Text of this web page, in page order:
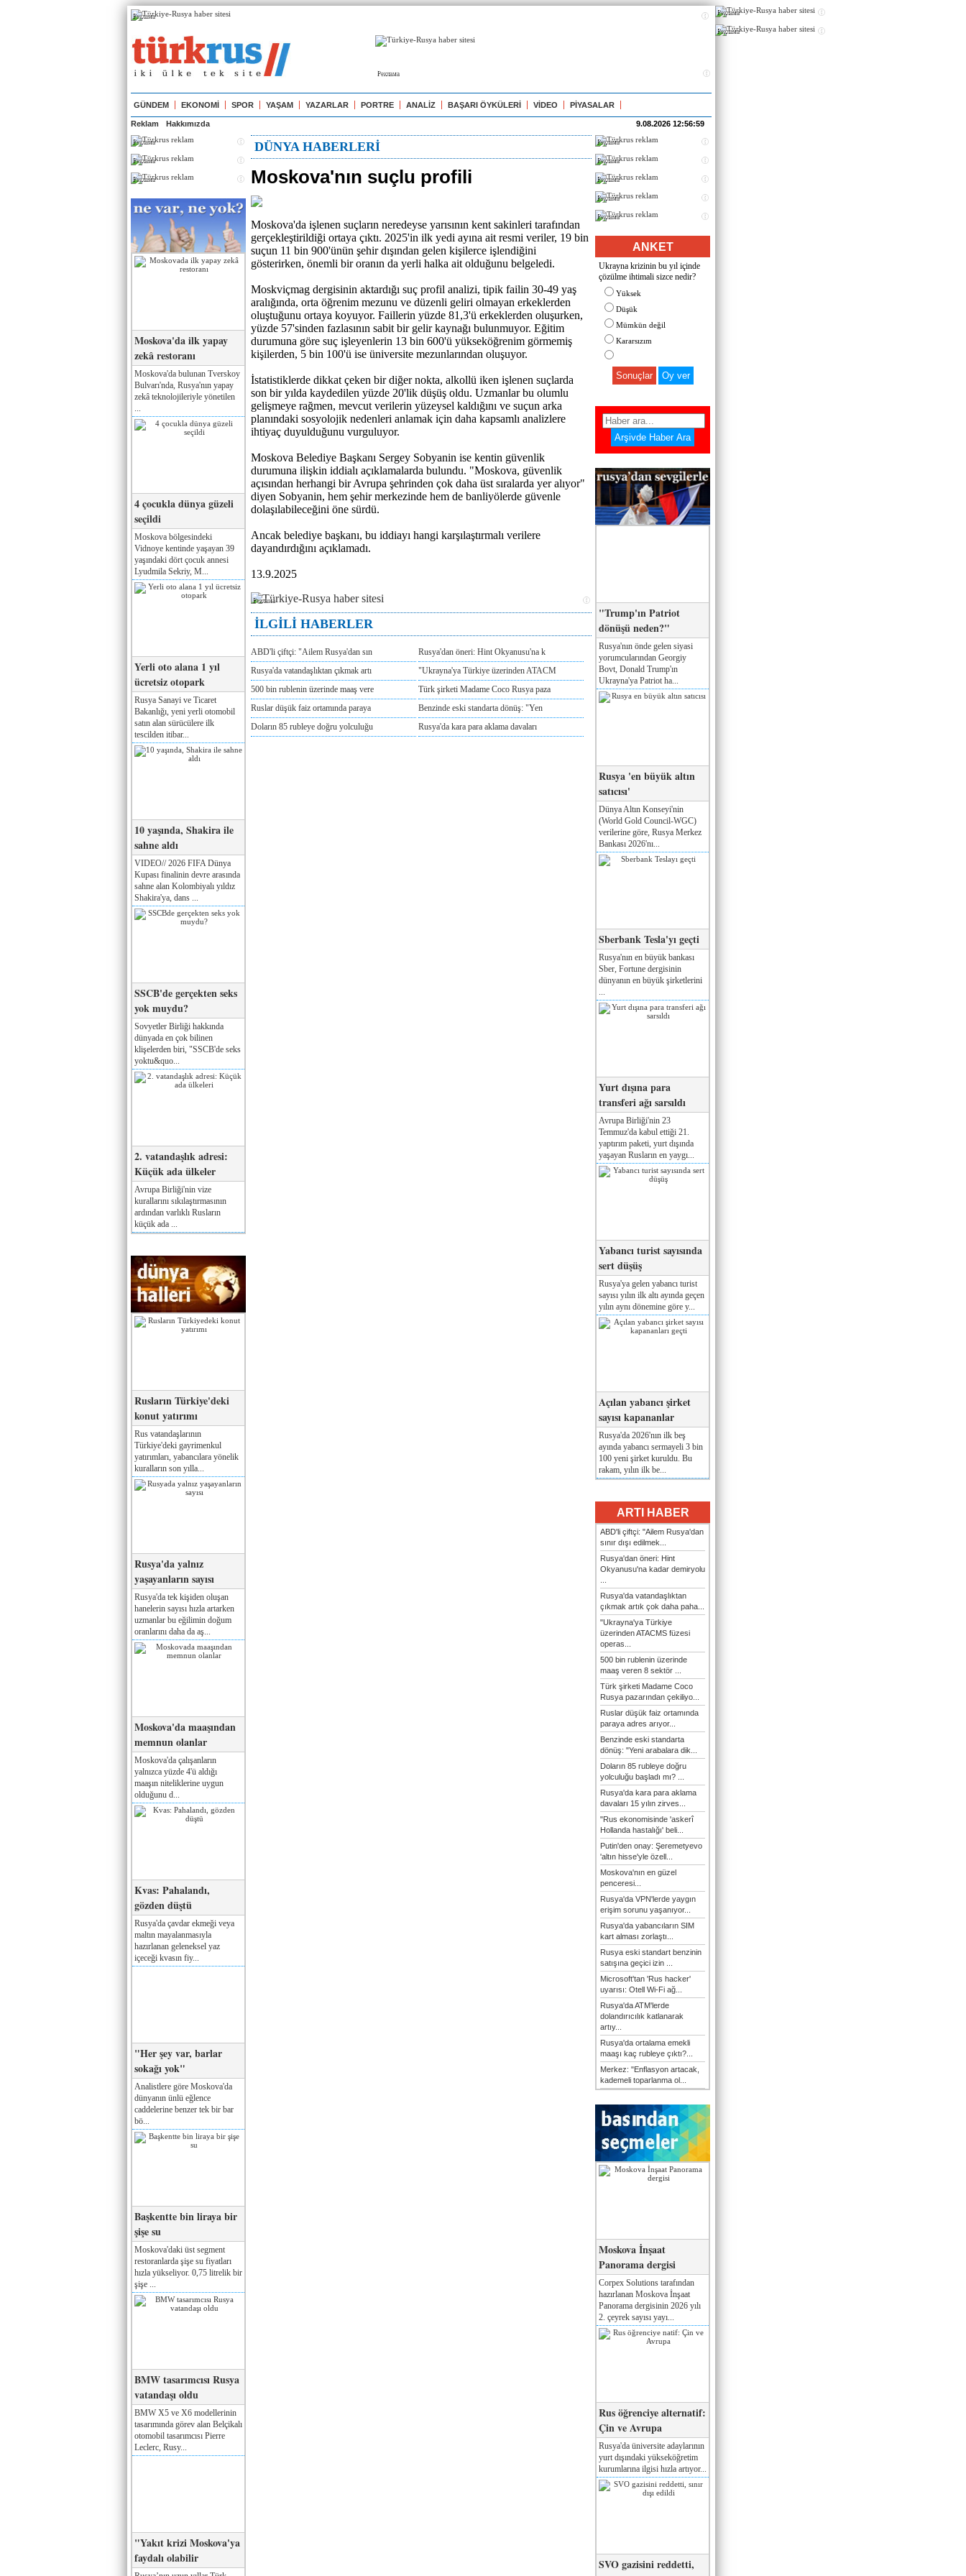
Реклама
Реклама
GÜNDEM EKONOMİ SPOR YAŞAM YAZARLAR PORTRE ANALİZ BAŞARI ÖYKÜLERİ VİDEO PİYASALAR
Reklam Hakkımızda 9.08.2026 12:56:59
Реклама
Реклама
Реклама
Moskova'da ilk yapay
zekâ restoranı
Moskova'da bulunan Tverskoy
Bulvarı'nda, Rusya'nın yapay
zekâ teknolojileriyle yönetilen
4 çocukla dünya güzeli
seçildi
Moskova bölgesindeki
Vidnoye kentinde yaşayan 39
yaşındaki dört çocuk annesi
Lyudmila Sekriy, M...
Yerli oto alana 1 yıl
ücretsiz otopark
Rusya Sanayi ve Ticaret
Bakanlığı, yeni yerli otomobil
satın alan sürücülere ilk
tescilden itibar...
10 yaşında, Shakira ile
sahne aldı
VIDEO// 2026 FIFA Dünya
Kupası finalinin devre arasında
sahne alan Kolombiyalı yıldız
Shakira'ya, dans ...
SSCB'de gerçekten seks
yok muydu?
Sovyetler Birliği hakkında
dünyada en çok bilinen
klişelerden biri, "SSCB'de seks
yoktu&quo...
2. vatandaşlık adresi:
Küçük ada ülkeler
Avrupa Birliği'nin vize
kurallarını sıkılaştırmasının
ardından varlıklı Rusların
küçük ada ...
Rusların Türkiye'deki
konut yatırımı
Rus vatandaşlarının
Türkiye'deki gayrimenkul
yatırımları, yabancılara yönelik
kuralların son yılla...
Rusya'da yalnız
yaşayanların sayısı
Rusya'da tek kişiden oluşan
hanelerin sayısı hızla artarken
uzmanlar bu eğilimin doğum
oranlarını daha da aş...
Moskova'da maaşından
memnun olanlar
Moskova'da çalışanların
yalnızca yüzde 4'ü aldığı
maaşın niteliklerine uygun
olduğunu d...
Kvas: Pahalandı,
gözden düştü
Rusya'da çavdar ekmeği veya
maltın mayalanmasıyla
hazırlanan geleneksel yaz
içeceği kvasın fiy...
"Her şey var, barlar
sokağı yok"
Analistlere göre Moskova'da
dünyanın ünlü eğlence
caddelerine benzer tek bir bar
bö...
Başkentte bin liraya bir
şişe su
Moskova'daki üst segment
restoranlarda şişe su fiyatları
hızla yükseliyor. 0,75 litrelik bir
şişe ...
BMW tasarımcısı Rusya
vatandaşı oldu
BMW X5 ve X6 modellerinin
tasarımında görev alan Belçikalı
otomobil tasarımcısı Pierre
Leclerc, Rusy...
"Yakıt krizi Moskova'ya
faydalı olabilir
DÜNYA HABERLERİ
Moskova'nın suçlu profili
Moskova'da işlenen suçların neredeyse yarısının kent sakinleri tarafından
gerçekleştirildiği ortaya çıktı. 2025'in ilk yedi ayına ait resmi veriler, 19 bin
suçun 11 bin 900'ünün şehir dışından gelen kişilerce işlendiğini
gösterirken, önemli bir oranın da yerli halka ait olduğunu belgeledi.
Moskviçmag dergisinin aktardığı suç profil analizi, tipik failin 30-49 yaş
aralığında, orta öğrenim mezunu ve düzenli geliri olmayan erkeklerden
oluştuğunu ortaya koyuyor. Faillerin yüzde 81,3'ü erkeklerden oluşurken,
yüzde 57'sinden fazlasının sabit bir gelir kaynağı bulunmuyor. Eğitim
durumuna göre suç işleyenlerin 13 bin 600'ü yükseköğrenim görmemiş
kişilerden, 5 bin 100'ü ise üniversite mezunlarından oluşuyor.
İstatistiklerde dikkat çeken bir diğer nokta, alkollü iken işlenen suçlarda
son bir yılda kaydedilen yüzde 20'lik düşüş oldu. Uzmanlar bu olumlu
gelişmeye rağmen, mevcut verilerin yüzeysel kaldığını ve suçun arka
planındaki sosyolojik nedenleri anlamak için daha kapsamlı analizlere
ihtiyaç duyulduğunu vurguluyor.
Moskova Belediye Başkanı Sergey Sobyanin ise kentin güvenlik
durumuna ilişkin iddialı açıklamalarda bulundu. "Moskova, güvenlik
açısından herhangi bir Avrupa şehrinden çok daha üst sıralarda yer alıyor"
diyen Sobyanin, hem şehir merkezinde hem de banliyölerde güvenle
dolaşılabileceğini öne sürdü.
Ancak belediye başkanı, bu iddiayı hangi karşılaştırmalı verilere
dayandırdığını açıklamadı.
13.9.2025
Реклама
İLGİLİ HABERLER
ABD'li çiftçi: "Ailem Rusya'dan sın
Rusya'dan öneri: Hint Okyanusu'na k
Rusya'da vatandaşlıktan çıkmak artı
"Ukrayna'ya Türkiye üzerinden ATACM
500 bin rublenin üzerinde maaş vere
Türk şirketi Madame Coco Rusya paza
Ruslar düşük faiz ortamında paraya
Benzinde eski standarta dönüş: "Yen
Doların 85 rubleye doğru yolculuğu
Rusya'da kara para aklama davaları
Реклама
Реклама
Реклама
Реклама
Реклама
ANKET
Ukrayna krizinin bu yıl içinde
çözülme ihtimali sizce nedir?
Yüksek
Düşük
Mümkün değil
Kararsızım
Sonuçlar
"Trump'ın Patriot
dönüşü neden?"
Rusya'nın önde gelen siyasi
yorumcularından Georgiy
Bovt, Donald Trump'ın
Ukrayna'ya Patriot ha...
Rusya 'en büyük altın
satıcısı'
Dünya Altın Konseyi'nin
(World Gold Council-WGC)
verilerine göre, Rusya Merkez
Bankası 2026'nı...
Sberbank Tesla'yı geçti
Rusya'nın en büyük bankası
Sber, Fortune dergisinin
dünyanın en büyük şirketlerini
...
Yurt dışına para
transferi ağı sarsıldı
Avrupa Birliği'nin 23
Temmuz'da kabul ettiği 21.
yaptırım paketi, yurt dışında
yaşayan Rusların en yaygı...
Yabancı turist sayısında
sert düşüş
Rusya'ya gelen yabancı turist
sayısı yılın ilk altı ayında geçen
yılın aynı dönemine göre y...
Açılan yabancı şirket
sayısı kapananlar
Rusya'da 2026'nın ilk beş
ayında yabancı sermayeli 3 bin
100 yeni şirket kuruldu. Bu
rakam, yılın ilk be...
ARTI HABER
ABD'li çiftçi: "Ailem Rusya'dan
sınır dışı edilmek...
Rusya'dan öneri: Hint
Okyanusu'na kadar demiryolu
Rusya'da vatandaşlıktan
çıkmak artık çok daha paha...
"Ukrayna'ya Türkiye
üzerinden ATACMS füzesi
operas...
500 bin rublenin üzerinde
maaş veren 8 sektör ...
Türk şirketi Madame Coco
Rusya pazarından çekiliyo...
Ruslar düşük faiz ortamında
paraya adres arıyor...
Benzinde eski standarta
dönüş: "Yeni arabalara dik...
Doların 85 rubleye doğru
yolculuğu başladı mı? ...
Rusya'da kara para aklama
davaları 15 yılın zirves...
"Rus ekonomisinde 'askerî
Hollanda hastalığı' beli...
Putin'den onay: Şeremetyevo
'altın hisse'yle özell...
Moskova'nın en güzel
penceresi...
Rusya'da VPN'lerde yaygın
erişim sorunu yaşanıyor...
Rusya'da yabancıların SIM
kart alması zorlaştı...
Rusya eski standart benzinin
satışına geçici izin ...
Microsoft'tan 'Rus hacker'
uyarısı: Otell Wi-Fi ağ...
Rusya'da ATM'lerde
dolandırıcılık katlanarak
artıy...
Rusya'da ortalama emekli
maaşı kaç rubleye çıktı?...
Merkez: "Enflasyon artacak,
kademeli toparlanma ol...
Moskova İnşaat
Panorama dergisi
Corpex Solutions tarafından
hazırlanan Moskova İnşaat
Panorama dergisinin 2026 yılı
2. çeyrek sayısı yayı...
Rus öğrenciye alternatif:
Çin ve Avrupa
Rusya'da üniversite adaylarının
yurt dışındaki yükseköğretim
kurumlarına ilgisi hızla artıyor...
SVO gazisini reddetti,
Реклама
Реклама